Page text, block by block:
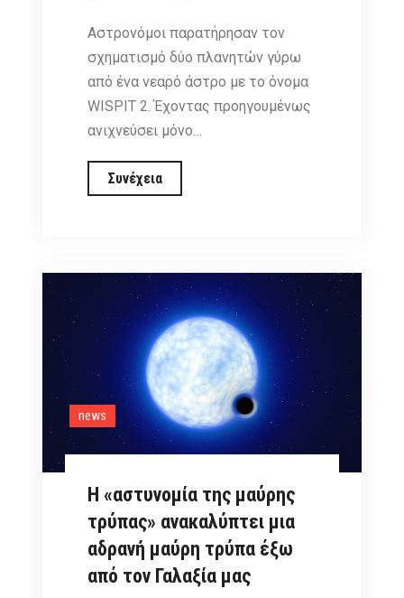
Αστρονόμοι παρατήρησαν τον
σχηματισμό δύο πλανητών γύρω
από ένα νεαρό άστρο με το όνομα
WISPIT 2. Έχοντας προηγουμένως
ανιχνεύσει μόνο…
ΣυνέχειαΈνα
ηλιακό
Δύο
πλανήτες
εντοπίστηκαν
να
σχηματίζονται
σε
δίσκο
γύρω
νεαρό
άστρο
news
Η «αστυνομία της μαύρης
τρύπας» ανακαλύπτει μια
αδρανή μαύρη τρύπα έξω
από τον Γαλαξία μας